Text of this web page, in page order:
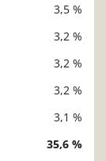
3,5 %
3,2 %
3,2 %
3,2 %
3,1 %
35,6 %